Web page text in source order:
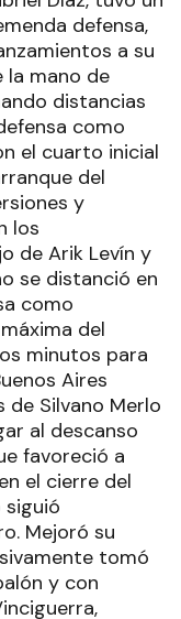
defensa,
a su
la mano de
distancias
como
el cuarto inicial
del
y
los
de Arik Levín y
se distanció en
como
del
minutos para
Aires
Silvano Merlo
al descanso
favoreció a
el cierre del
siguió
Mejoró su
tomó
y con